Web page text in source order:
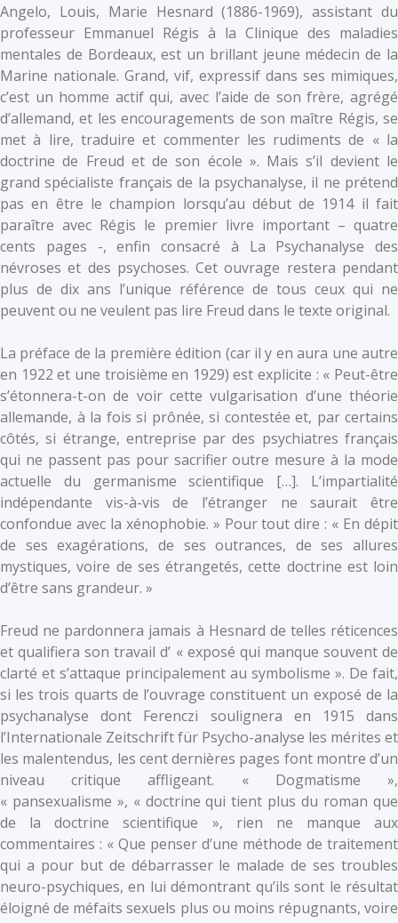
Angelo, Louis, Marie Hesnard (1886-1969), assistant du
professeur Emmanuel Régis à la Clinique des maladies
mentales de Bordeaux, est un brillant jeune médecin de la
Marine nationale. Grand, vif, expressif dans ses mimiques,
c’est un homme actif qui, avec l’aide de son frère, agrégé
d’allemand, et les encouragements de son maître Régis, se
met à lire, traduire et commenter les rudiments de « la
doctrine de Freud et de son école ». Mais s’il devient le
grand spécialiste français de la psychanalyse, il ne prétend
pas en être le champion lorsqu’au début de 1914 il fait
paraître avec Régis le premier livre important – quatre
cents pages -, enfin consacré à La Psychanalyse des
névroses et des psychoses. Cet ouvrage restera pendant
plus de dix ans l’unique référence de tous ceux qui ne
peuvent ou ne veulent pas lire Freud dans le texte original.
La préface de la première édition (car il y en aura une autre
en 1922 et une troisième en 1929) est explicite : « Peut-être
s’étonnera-t-on de voir cette vulgarisation d’une théorie
allemande, à la fois si prônée, si contestée et, par certains
côtés, si étrange, entreprise par des psychiatres français
qui ne passent pas pour sacrifier outre mesure à la mode
actuelle du germanisme scientifique […]. L’impartialité
indépendante vis-à-vis de l’étranger ne saurait être
confondue avec la xénophobie. » Pour tout dire : « En dépit
de ses exagérations, de ses outrances, de ses allures
mystiques, voire de ses étrangetés, cette doctrine est loin
d’être sans grandeur. »
Freud ne pardonnera jamais à Hesnard de telles réticences
et qualifiera son travail d’ « exposé qui manque souvent de
clarté et s’attaque principalement au symbolisme ». De fait,
si les trois quarts de l’ouvrage constituent un exposé de la
psychanalyse dont Ferenczi soulignera en 1915 dans
l’Internationale Zeitschrift für Psycho-analyse les mérites et
les malentendus, les cent dernières pages font montre d’un
niveau critique affligeant. « Dogmatisme »,
« pansexualisme », « doctrine qui tient plus du roman que
de la doctrine scientifique », rien ne manque aux
commentaires : « Que penser d’une méthode de traitement
qui a pour but de débarrasser le malade de ses troubles
neuro-psychiques, en lui démontrant qu’ils sont le résultat
éloigné de méfaits sexuels plus ou moins répugnants, voire